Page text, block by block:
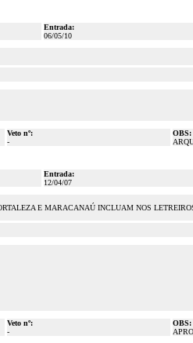
Entrada:
06/05/10
Veto nº:
-
OBS:
Entrada:
12/04/07
E MARACANAÚ INCLUAM NOS
Veto nº:
-
OBS: